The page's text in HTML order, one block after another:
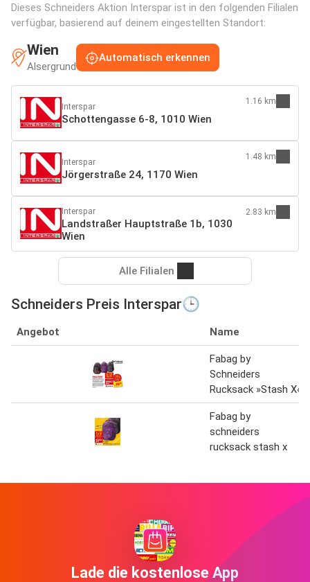
Dieses Schneiders Aktion Interspar ist in den folgenden Filialen
verfügbar, basierend auf deinem eingestellten Standort:
Wien
Alsergrund
Automatisch erkennen
Interspar
Schottengasse 6-8, 1010 Wien
1.16 km
Interspar
Jörgerstraße 24, 1170 Wien
1.48 km
Interspar
Landstraßer Hauptstraße 1b, 1030
Wien
2.83 km
Alle Filialen
Schneiders Preis Interspar🕒
Angebot Name
Fabag by
Schneiders
Rucksack »Stash X«
Fabag by
schneiders
rucksack stash x
Lade die kostenlose App